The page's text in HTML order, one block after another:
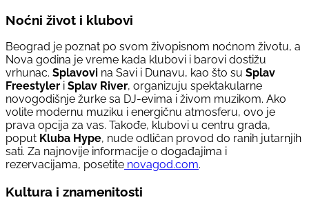
Noćni život i klubovi
Beograd je poznat po svom živopisnom noćnom životu, a
Nova godina je vreme kada klubovi i barovi dostižu
vrhunac. Splavovi na Savi i Dunavu, kao što su Splav
Freestyler i Splav River, organizuju spektakularne
novogodišnje žurke sa DJ-evima i živom muzikom. Ako
volite modernu muziku i energičnu atmosferu, ovo je
prava opcija za vas. Takođe, klubovi u centru grada,
poput Kluba Hype, nude odličan provod do ranih jutarnjih
sati. Za najnovije informacije o događajima i
rezervacijama, posetite novagod.com.
Kultura i znamenitosti